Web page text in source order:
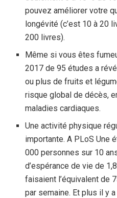
pouvez améliorer votre
longévité (c’est 10 à 20
200 livres).
Même si vous êtes
2017 de 95 études a
ou plus de fruits et
risque global de décès,
maladies cardiaques.
Une activité physique
importante. A PLoS Une
000 personnes sur 10
d’espérance de vie de
faisaient l’équivalent de
par semaine. Et plus il y a